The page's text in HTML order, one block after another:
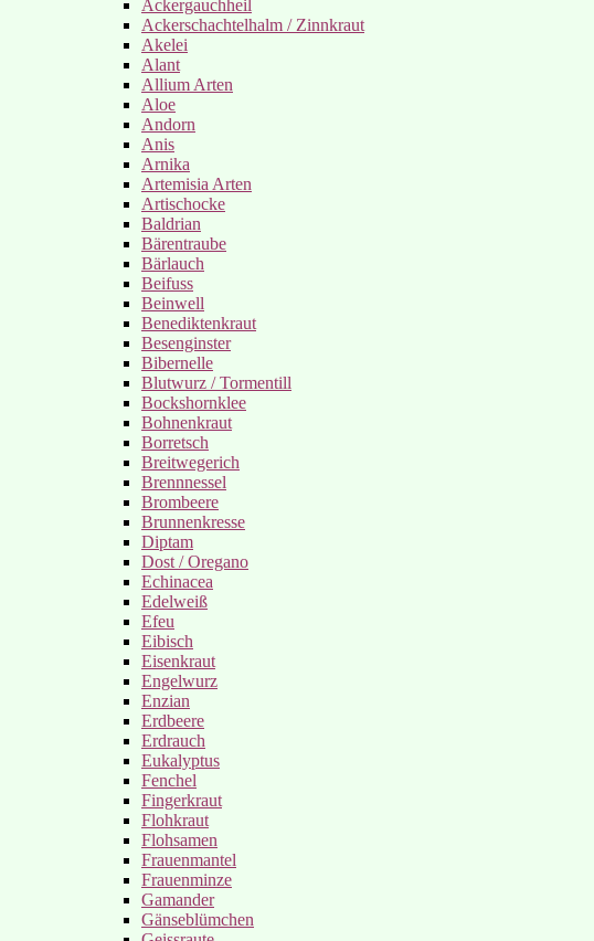
Ackergauchheil
Ackerschachtelhalm / Zinnkraut
Akelei
Alant
Allium Arten
Aloe
Andorn
Anis
Arnika
Artemisia Arten
Artischocke
Baldrian
Bärentraube
Bärlauch
Beifuss
Beinwell
Benediktenkraut
Besenginster
Bibernelle
Blutwurz / Tormentill
Bockshornklee
Bohnenkraut
Borretsch
Breitwegerich
Brennnessel
Brombeere
Brunnenkresse
Diptam
Dost / Oregano
Echinacea
Edelweiß
Efeu
Eibisch
Eisenkraut
Engelwurz
Enzian
Erdbeere
Erdrauch
Eukalyptus
Fenchel
Fingerkraut
Flohkraut
Flohsamen
Frauenmantel
Frauenminze
Gamander
Gänseblümchen